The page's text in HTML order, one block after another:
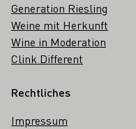
Generation Riesling
Weine mit Herkunft
Wine in Moderation
Clink Different
Rechtliches
Impressum